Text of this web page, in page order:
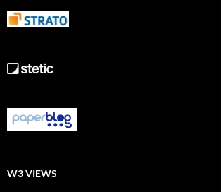
W3 VIEWS